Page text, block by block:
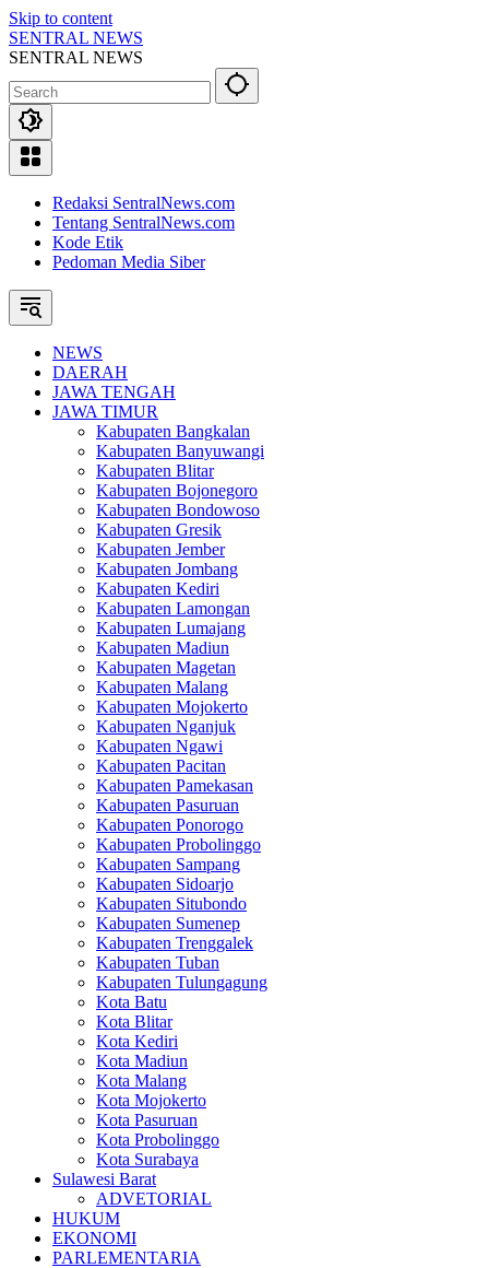
Skip to content
SENTRAL NEWS
SENTRAL NEWS
Redaksi SentralNews.com
Tentang SentralNews.com
Kode Etik
Pedoman Media Siber
NEWS
DAERAH
JAWA TENGAH
JAWA TIMUR
Kabupaten Bangkalan
Kabupaten Banyuwangi
Kabupaten Blitar
Kabupaten Bojonegoro
Kabupaten Bondowoso
Kabupaten Gresik
Kabupaten Jember
Kabupaten Jombang
Kabupaten Kediri
Kabupaten Lamongan
Kabupaten Lumajang
Kabupaten Madiun
Kabupaten Magetan
Kabupaten Malang
Kabupaten Mojokerto
Kabupaten Nganjuk
Kabupaten Ngawi
Kabupaten Pacitan
Kabupaten Pamekasan
Kabupaten Pasuruan
Kabupaten Ponorogo
Kabupaten Probolinggo
Kabupaten Sampang
Kabupaten Sidoarjo
Kabupaten Situbondo
Kabupaten Sumenep
Kabupaten Trenggalek
Kabupaten Tuban
Kabupaten Tulungagung
Kota Batu
Kota Blitar
Kota Kediri
Kota Madiun
Kota Malang
Kota Mojokerto
Kota Pasuruan
Kota Probolinggo
Kota Surabaya
Sulawesi Barat
ADVETORIAL
HUKUM
EKONOMI
PARLEMENTARIA